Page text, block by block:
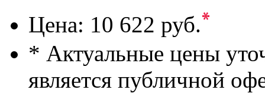
Цена: 10 622 руб.*
* Актуальные цены
является публичной